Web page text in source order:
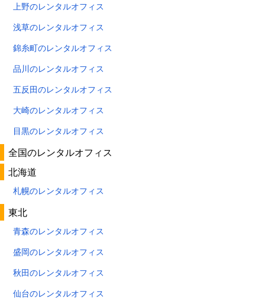
上野のレンタルオフィス
浅草のレンタルオフィス
錦糸町のレンタルオフィス
品川のレンタルオフィス
五反田のレンタルオフィス
大崎のレンタルオフィス
目黒のレンタルオフィス
全国のレンタルオフィス
北海道
札幌のレンタルオフィス
東北
青森のレンタルオフィス
盛岡のレンタルオフィス
秋田のレンタルオフィス
仙台のレンタルオフィス